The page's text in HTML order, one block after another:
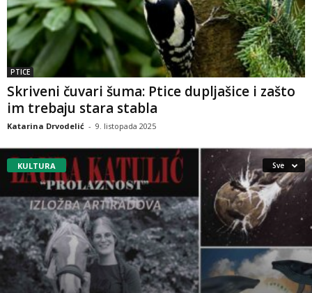
PTICE
Skriveni čuvari šuma: Ptice dupljašice i zašto
im trebaju stara stabla
Katarina Drvodelić - 9. listopada 2025
KULTURA Sve